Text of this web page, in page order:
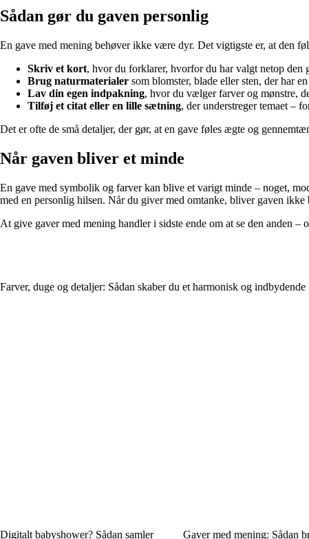
Sådan gør du gaven personlig
En gave med mening behøver ikke være dyr. Det vigtigste er, at den
Skriv et kort, hvor du forklarer, hvorfor du har valgt netop
Brug naturmaterialer som blomster, blade eller sten, der har
Lav din egen indpakning, hvor du vælger farver og mønstre,
Tilføj et citat eller en lille sætning, der understreger temaet –
Det er ofte de små detaljer, der gør, at en gave føles ægte og
Når gaven bliver et minde
En gave med symbolik og farver kan blive et varigt minde – noget,
med en personlig hilsen. Når du giver med omtanke, bliver gaven
At give gaver med mening handler i sidste ende om at se den anden
Farver, duge og detaljer: Sådan skaber du et harmonisk og indbydende
Digitalt babyshower? Sådan samler
Gaver med mening: Sådan